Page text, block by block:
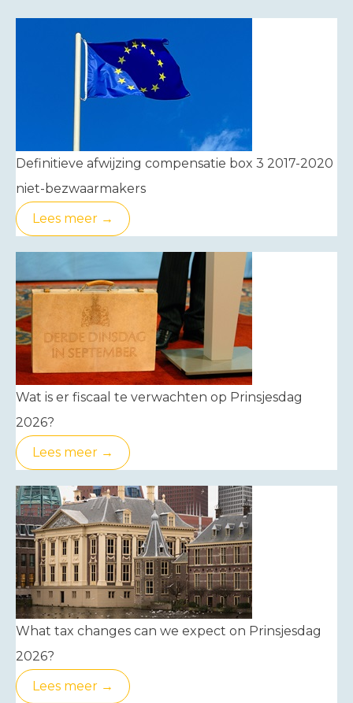
Definitieve afwijzing compensatie box 3 2017-2020
niet-bezwaarmakers
Lees meer →
Wat is er fiscaal te verwachten op Prinsjesdag
2026?
Lees meer →
What tax changes can we expect on Prinsjesdag
2026?
Lees meer →